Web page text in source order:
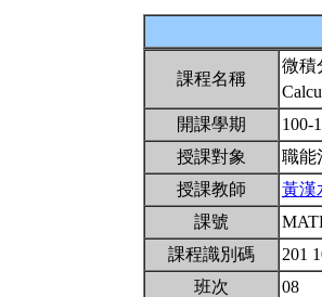
課程名稱
微積
開課學期
100-1
授課對象
職能
授課教師
黃漢
課號
課程識別碼
201
班次
08